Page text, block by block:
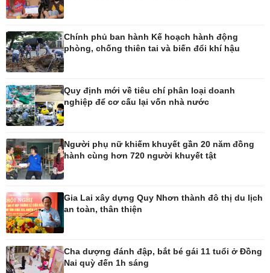
Kinh tế
Bất động sản
Khởi nghiệp
Thị trường
Tỷ giá
Chứng khoán
Pháp luật
Vụ án
Tin nóng
Tư vấn luật
Bóng đá quốc tế
eSports
Hậu trường
Chính phủ ban hành Kế hoạch hành động
phòng, chống thiên tai và biến đổi khí hậu
Quy định mới về tiêu chí phân loại doanh
nghiệp để cơ cấu lại vốn nhà nước
Người phụ nữ khiếm khuyết gần 20 năm đồng
hành cùng hơn 720 người khuyết tật
Gia Lai xây dựng Quy Nhơn thành đô thị du lịch
an toàn, thân thiện
Cha dượng đánh đập, bắt bé gái 11 tuổi ở Đồng
Nai quỳ đến 1h sáng